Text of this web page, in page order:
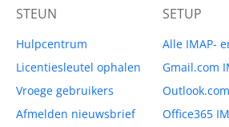
STEUN
Hulpcentrum
Licentiesleutel ophalen
Vroege gebruikers
Afmelden nieuwsbrief
SETUP
Alle IMAP-
Gmail.com
Office365